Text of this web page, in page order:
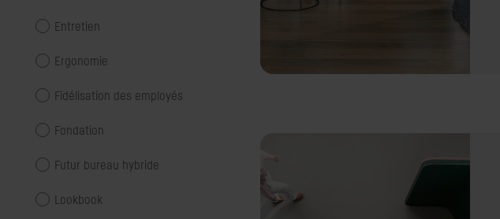
Entretien
Ergonomie
Fidélisation des employés
Fondation
Futur bureau hybride
Lookbook